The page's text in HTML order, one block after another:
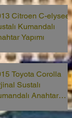
Citroen C-elysee
Kumandalı
Yapımı
Toyota Corolla
Sustalı
Anahtar